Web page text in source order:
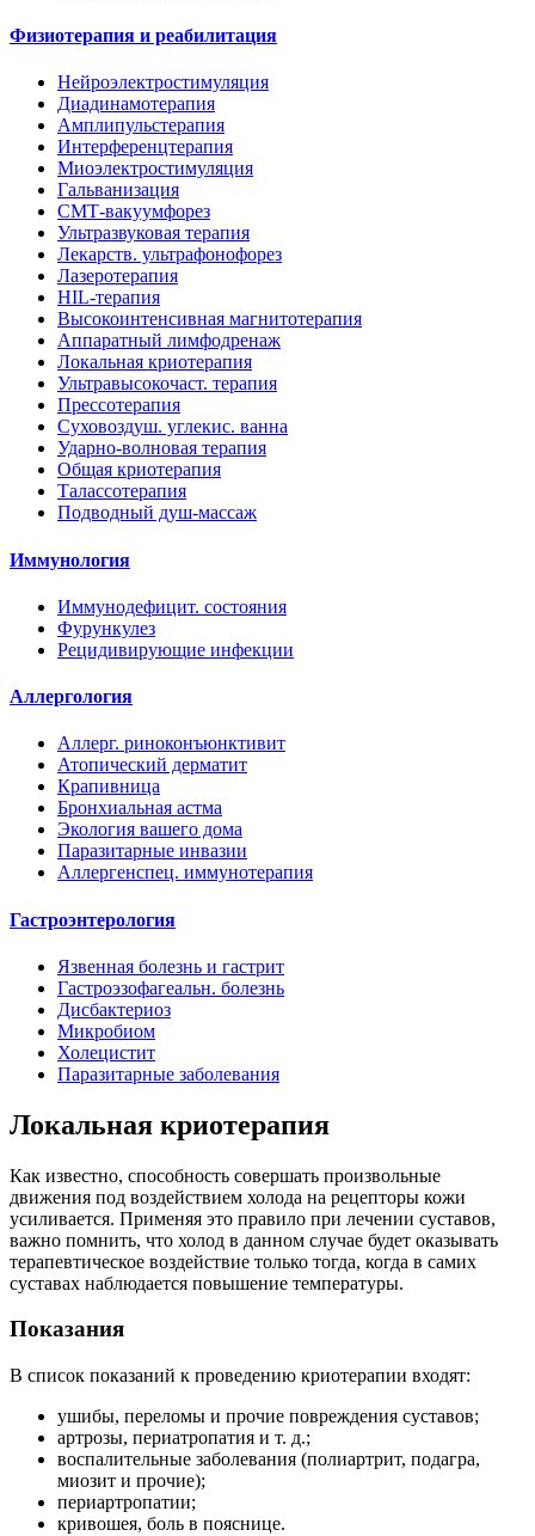
Физиотерапия и реабилитация
Нейроэлектростимуляция
Диадинамотерапия
Амплипульстерапия
Интерференцтерапия
Миоэлектростимуляция
Гальванизация
СМТ-вакуумфорез
Ультразвуковая терапия
Лекарств. ультрафонофорез
Лазеротерапия
HIL-терапия
Высокоинтенсивная магнитотерапия
Аппаратный лимфодренаж
Локальная криотерапия
Ультравысокочаст. терапия
Прессотерапия
Суховоздуш. углекис. ванна
Ударно-волновая терапия
Общая криотерапия
Талассотерапия
Подводный душ-массаж
Иммунология
Иммунодефицит. состояния
Фурункулез
Рецидивирующие инфекции
Аллергология
Аллерг. риноконъюнктивит
Атопический дерматит
Крапивница
Бронхиальная астма
Экология вашего дома
Паразитарные инвазии
Аллергенспец. иммунотерапия
Гастроэнтерология
Язвенная болезнь и гастрит
Гастроэзофагеальн. болезнь
Дисбактериоз
Микробиом
Холецистит
Паразитарные заболевания
Локальная криотерапия
Как известно, способность совершать произвольные
движения под воздействием холода на рецепторы кожи
усиливается. Применяя это правило при лечении суставов,
важно помнить, что холод в данном случае будет оказывать
терапевтическое воздействие только тогда, когда в самих
суставах наблюдается повышение температуры.
Показания
В список показаний к проведению криотерапии входят:
ушибы, переломы и прочие повреждения суставов;
артрозы, периатропатия и т. д.;
воспалительные заболевания (полиартрит, подагра,
миозит и прочие);
периартропатии;
кривошея, боль в пояснице.